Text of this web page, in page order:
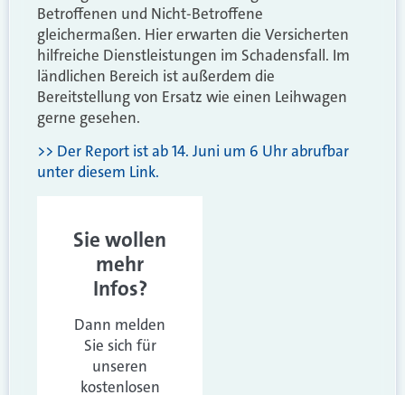
Betroffenen und Nicht-Betroffene
gleichermaßen. Hier erwarten die Versicherten
hilfreiche Dienstleistungen im Schadensfall. Im
ländlichen Bereich ist außerdem die
Bereitstellung von Ersatz wie einen Leihwagen
gerne gesehen.
>> Der Report ist ab 14. Juni um 6 Uhr abrufbar
unter diesem Link.
Sie wollen
mehr
Infos?
Dann melden
Sie sich für
unseren
kostenlosen